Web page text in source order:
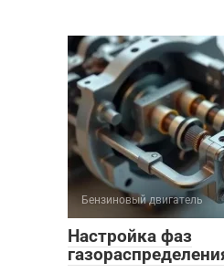
Бензиновый двигатель
Настройка фаз